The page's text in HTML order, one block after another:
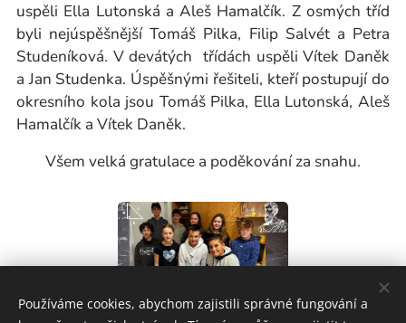
uspěli Ella Lutonská a Aleš Hamalčík. Z osmých tříd
byli nejúspěšnější Tomáš Pilka, Filip Salvét a Petra
Studeníková. V devátých třídách uspěli Vítek Daněk
a Jan Studenka. Úspěšnými řešiteli, kteří postupují do
okresního kola jsou Tomáš Pilka, Ella Lutonská, Aleš
Hamalčík a Vítek Daněk.
Všem velká gratulace a poděkování za snahu.
Používáme cookies, abychom zajistili správné fungování a